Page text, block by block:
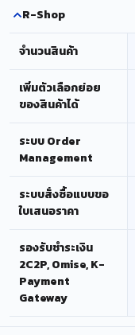
R-Shop
จำนวนสินค้า
เพิ่มตัวเลือกย่อย
ของสินค้าได้
ระบบ Order
Management
ระบบสั่งซื้อแบบขอ
ใบเสนอราคา
รองรับชำระเงิน
2C2P, Omise, K-
Payment
Gateway